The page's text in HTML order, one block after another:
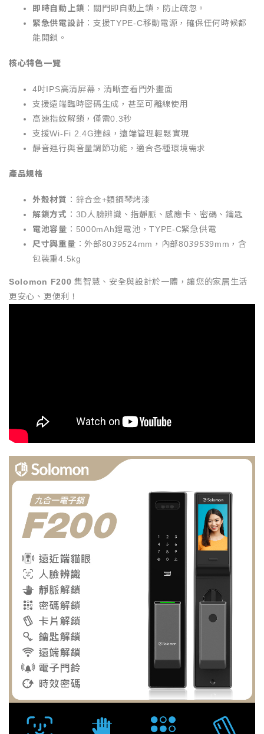
即時自動上鎖 ：關門即自動上鎖，防止疏忽。
緊急供電設計 ：支援TYPE-C移動電源，確保任何時候都
能開鎖。
核心特色一覽
4吋IPS高清屏幕，清晰查看門外畫面
支援遠端臨時密碼生成，甚至可離線使用
高速指紋解鎖，僅需0.3秒
支援Wi-Fi 2.4G連線，遠端管理輕鬆實現
靜音運行與音量調節功能，適合各種環境需求
產品規格
外殼材質 ：鋅合金+類鋼琴烤漆
解鎖方式 ：3D人臉辨識、指靜脈、感應卡、密碼、鑰匙
電池容量 ：5000mAh鋰電池，TYPE-C緊急供電
尺寸與重量 ：外部8039524mm，內部8039539mm，含
包裝重4.5kg
Solomon F200 集智慧、安全與設計於一體，讓您的家居生活
更安心、更便利！